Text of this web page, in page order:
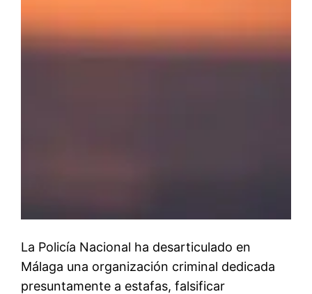
La Policía Nacional ha desarticulado en
Málaga una organización criminal dedicada
presuntamente a estafas, falsificar